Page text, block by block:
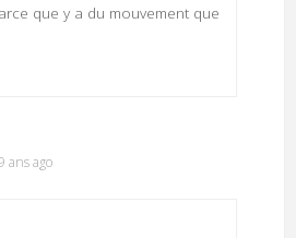
que y a du mouvement que
ans ago